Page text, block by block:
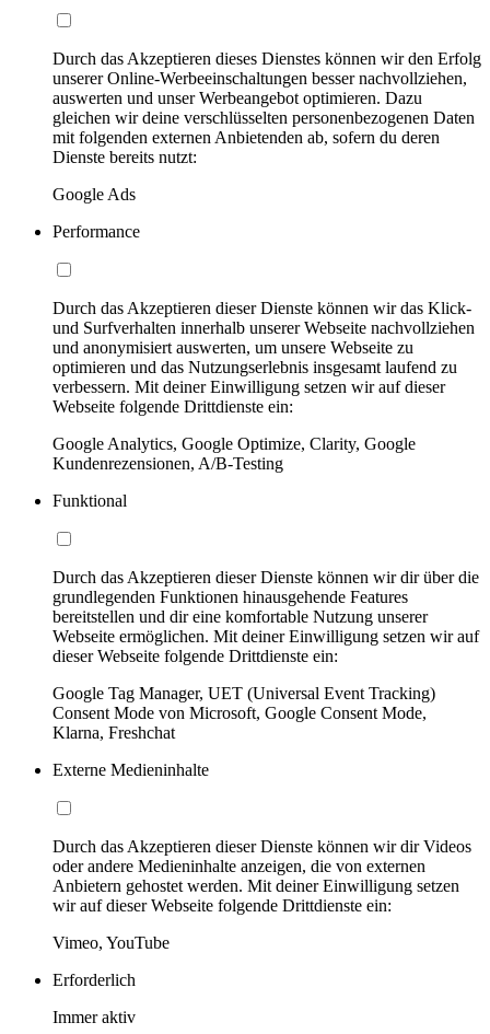
Durch das Akzeptieren dieses Dienstes können wir den Erfolg
unserer Online-Werbeeinschaltungen besser nachvollziehen,
auswerten und unser Werbeangebot optimieren. Dazu
gleichen wir deine verschlüsselten personenbezogenen Daten
mit folgenden externen Anbietenden ab, sofern du deren
Dienste bereits nutzt:
Google Ads
Performance
Durch das Akzeptieren dieser Dienste können wir das Klick-
und Surfverhalten innerhalb unserer Webseite nachvollziehen
und anonymisiert auswerten, um unsere Webseite zu
optimieren und das Nutzungserlebnis insgesamt laufend zu
verbessern. Mit deiner Einwilligung setzen wir auf dieser
Webseite folgende Drittdienste ein:
Google Analytics, Google Optimize, Clarity, Google
Kundenrezensionen, A/B-Testing
Funktional
Durch das Akzeptieren dieser Dienste können wir dir über die
grundlegenden Funktionen hinausgehende Features
bereitstellen und dir eine komfortable Nutzung unserer
Webseite ermöglichen. Mit deiner Einwilligung setzen wir auf
dieser Webseite folgende Drittdienste ein:
Google Tag Manager, UET (Universal Event Tracking)
Consent Mode von Microsoft, Google Consent Mode,
Klarna, Freshchat
Externe Medieninhalte
Durch das Akzeptieren dieser Dienste können wir dir Videos
oder andere Medieninhalte anzeigen, die von externen
Anbietern gehostet werden. Mit deiner Einwilligung setzen
wir auf dieser Webseite folgende Drittdienste ein:
Vimeo, YouTube
Erforderlich
Immer aktiv